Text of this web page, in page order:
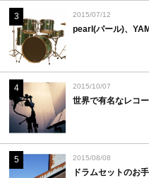
3 2015/07/12
pearl(パール)、
4 2015/10/07
世界で有名なレコ
5 2015/08/08
ドラムセットのお